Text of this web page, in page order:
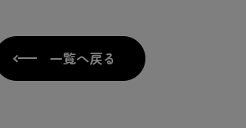
一覧へ戻る